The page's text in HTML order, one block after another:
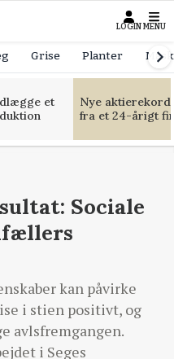
LOGIN MENU
Grise Planter
et
Nye
fra et 24-årigt
Sociale
kan påvirke
i stien positivt, og
avlsfremgangen.
i Seges